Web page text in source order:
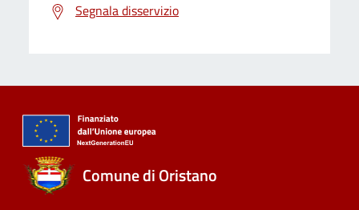
Segnala disservizio
Comune di Oristano